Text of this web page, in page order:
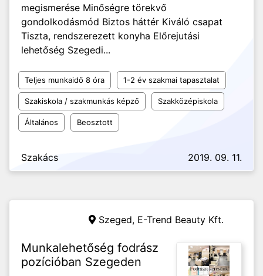
megismerése Minőségre törekvő
gondolkodásmód Biztos háttér Kiváló csapat
Tiszta, rendszerezett konyha Előrejutási
lehetőség Szegedi...
Teljes munkaidő 8 óra 1-2 év szakmai tapasztalat
Szakiskola / szakmunkás képző Szakközépiskola
Általános Beosztott
Szakács 2019. 09. 11.
Szeged, E-Trend Beauty Kft.
Munkalehetőség fodrász
pozícióban Szegeden